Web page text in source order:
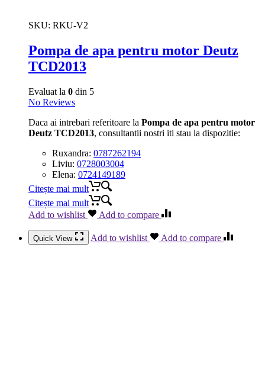
SKU: RKU-V2
Pompa de apa pentru motor Deutz
TCD2013
Evaluat la 0 din 5
No Reviews
Daca ai intrebari referitoare la Pompa de apa pentru motor
Deutz TCD2013, consultantii nostri iti stau la dispozitie:
Ruxandra: 0787262194
Liviu: 0728003004
Elena: 0724149189
Citește mai mult
Citește mai mult
Add to wishlist
Add to compare
Quick View Add to wishlist Add to compare